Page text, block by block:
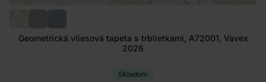
Geometrická vliesová tapeta s trblietkami, A72001, Vavex
2026
Skladom